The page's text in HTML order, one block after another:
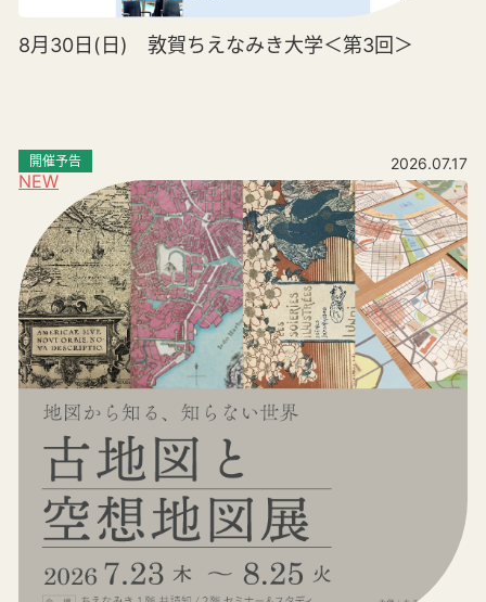
8月30日(日) 敦賀ちえなみき大学＜第3回＞
NEW
開催予告 2026.07.17